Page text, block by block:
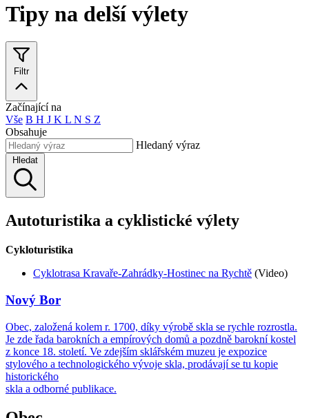
Tipy na delší výlety
Filtr
Začínající na
Vše B H J K L N S Z
Obsahuje
Hledaný výraz
Hledat
Autoturistika a cyklistické výlety
Cykloturistika
Cyklotrasa Kravaře-Zahrádky-Hostinec na Rychtě (Video)
Nový Bor
Obec, založená kolem r. 1700, díky výrobě skla se rychle rozrostla.
Je zde řada barokních a empírových domů a pozdně barokní kostel
z konce 18. století. Ve zdejším sklářském muzeu je expozice
stylového a technologického vývoje skla, prodávají se tu kopie
historického
skla a odborné publikace.